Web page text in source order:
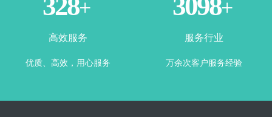
365+
高效服务
优质、高效，用心服务
3500+
服务行业
万余次客户服务经验